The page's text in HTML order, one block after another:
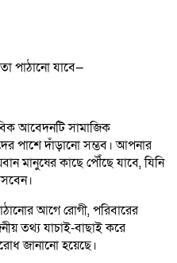
পাঠানো যাবে—
আবেদনটি সামাজিক
পাশে দাঁড়ানো সম্ভব। আপনার
মানুষের কাছে পৌঁছে যাবে, যিনি
আগে রোগী, পরিবারের
তথ্য যাচাই-বাছাই করে
জানানো হয়েছে।